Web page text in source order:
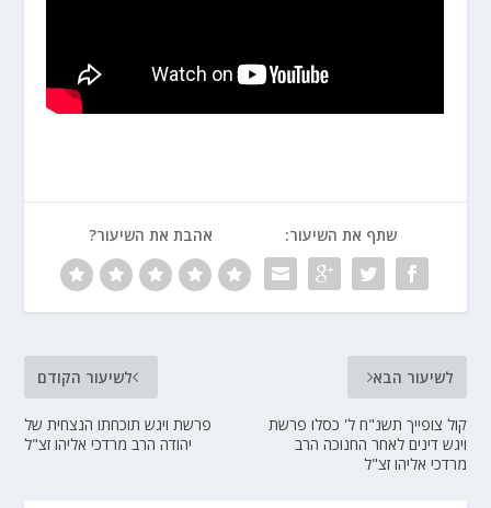
שתף את השיעור: אהבת את השיעור?
לשיעור הקודם
פרשת ויגש תוכחתו הנצחית של
יהודה הרב מרדכי אליהו זצ"ל
לשיעור הבא
קול צופייך תשנ"ח ל' כסלו פרשת
ויגש דינים לאחר החנוכה הרב
מרדכי אליהו זצ"ל